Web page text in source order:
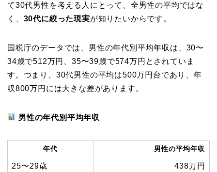
て30代男性を考える人にとって、全男性の平均ではな
く、 30代に絞った現実が知りたいからです。
国税庁のデータでは、男性の年代別平均年収は、30〜
34歳で512万円、35〜39歳で574万円とされていま
す。つまり、30代男性の平均は500万円台であり、年
収800万円には大きな差があります。
男性の年代別平均年収
年代 男性の平均年収
25〜29歳 438万円